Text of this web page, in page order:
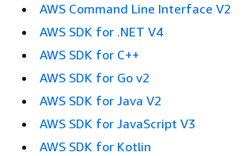
AWS Command Line Interface V2
AWS SDK for .NET V4
AWS SDK for C++
AWS SDK for Go v2
AWS SDK for Java V2
AWS SDK for JavaScript V3
AWS SDK for Kotlin